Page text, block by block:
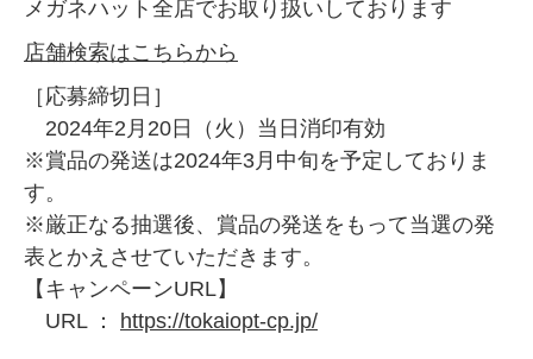
メガネハット全店でお取り扱いしております
店舗検索はこちらから
［応募締切日］
2024年2月20日（火）当日消印有効
※賞品の発送は2024年3月中旬を予定しておりま
す。
※厳正なる抽選後、賞品の発送をもって当選の発
表とかえさせていただきます。
【キャンペーンURL】
URL ： https://tokaiopt-cp.jp/